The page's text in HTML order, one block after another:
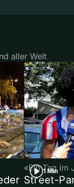
aller Welt
1 Min
«Ein Tag im
Street-